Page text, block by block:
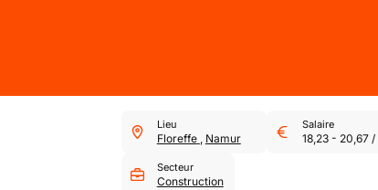
Lieu
Floreffe , Namur
Salaire
18,23- 20,67/
Secteur
Construction